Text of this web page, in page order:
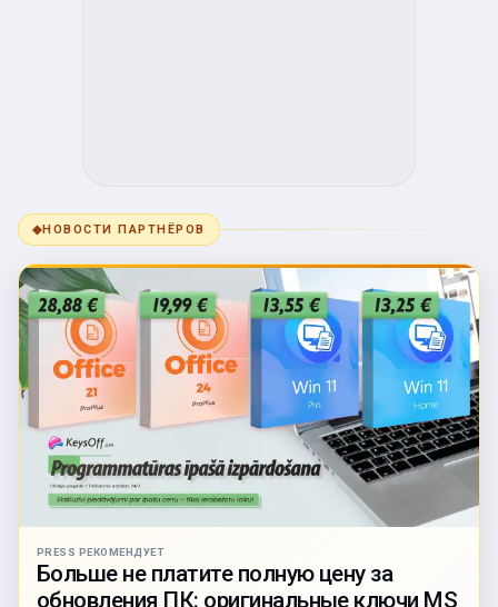
◆НОВОСТИ ПАРТНЁРОВ
PRESS РЕКОМЕНДУЕТ
Больше не платите полную цену за
обновления ПК: оригинальные ключи MS